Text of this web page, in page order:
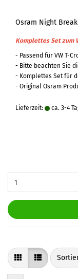
Osram Night
Komplettes Set zum
- Passend für VW T-
- Bitte beachten Sie
- Komplettes Set für
- Original Osram
Lieferzeit: ca. 3-4